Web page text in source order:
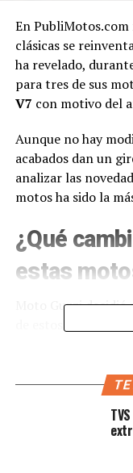
En PubliMotos.com
clásicas se
ha revelado,
para tres de sus
V7 con motivo del
Aunque no hay
acabados dan un
analizar las
motos ha sido la
¿Qué
estas
Moto Guzzi
de estos modelos
La marca italiana
presentar los
tonalidades